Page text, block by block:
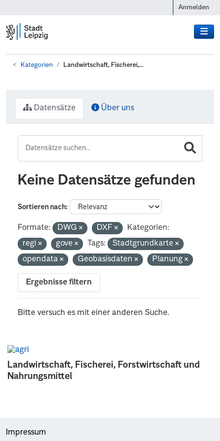
Anmelden
Kategorien Landwirtschaft, Fischerei,...
Landwirtschaft, Fischerei, Forstwirtschaft und
Nahrungsmittel
Datensätze Über uns
Keine Datensätze gefunden
Sortieren nach
Formate: DWG DXF
Kategorien:
regi
gove Tags:
Stadtgrundkarte
opendata
Geobasisdaten Planung
Ergebnisse filtern
Bitte versuch es mit einer anderen Suche.
Impressum